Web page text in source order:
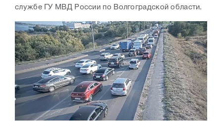
службе ГУ МВД России по Волгоградской области.